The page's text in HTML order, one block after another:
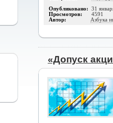
Опубликовано: 31
Просмотров: 4591
Автор: Азбука
«Допуск